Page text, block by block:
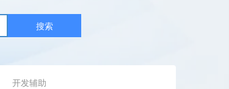
搜索
开发辅助